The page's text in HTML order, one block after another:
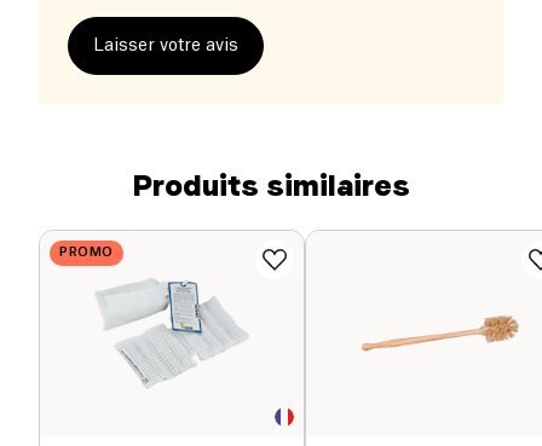
Laisser votre avis
Produits similaires
PROMO